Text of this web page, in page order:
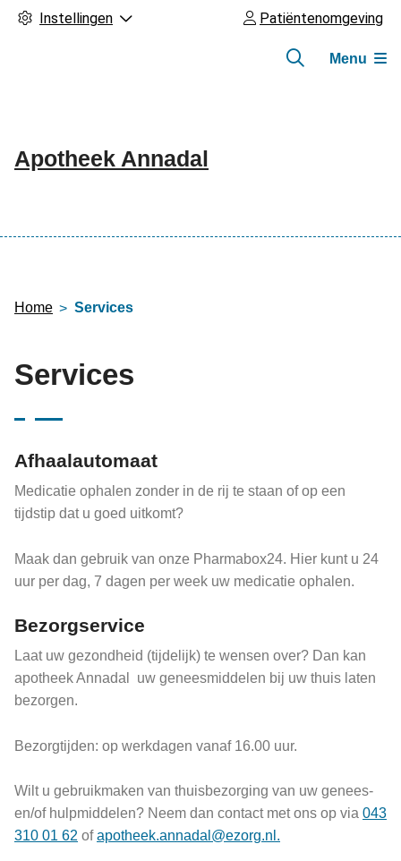
Instellingen Patiëntenomgeving
Apotheek Annadal
Menu
Home Services
Services
Afhaalautomaat
Medicatie ophalen zonder in de rij te staan of op een
tijdstip dat u goed uitkomt?
Maak dan gebruik van onze Pharmabox24. Hier kunt u 24
uur per dag, 7 dagen per week uw medicatie ophalen.
Bezorgservice
Laat uw gezondheid (tijdelijk) te wensen over? Dan kan
apotheek Annadal uw geneesmiddelen bij uw thuis laten
bezorgen.
Bezorgtijden: op werkdagen vanaf 16.00 uur.
Wilt u gebruikmaken van thuisbezorging van uw genees-
en/of hulpmiddelen? Neem dan contact met ons op via 043
310 01 62 ofapotheek.annadal@ezorg.nl.